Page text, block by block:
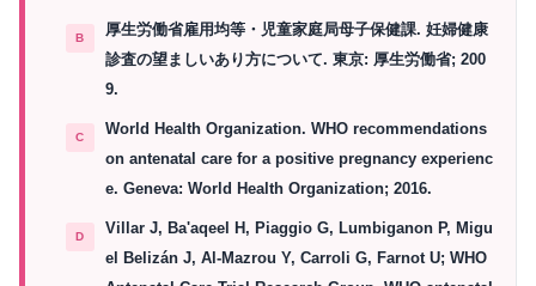
厚生労働省雇用均等・児童家庭局母子保健課. 妊婦健康
診査の望ましいあり方について. 東京: 厚生労働省; 200
9.
World Health Organization. WHO recommendations
on antenatal care for a positive pregnancy experienc
e. Geneva: World Health Organization; 2016.
Villar J, Ba'aqeel H, Piaggio G, Lumbiganon P, Migu
el Belizán J, Al-Mazrou Y, Carroli G, Farnot U; WHO